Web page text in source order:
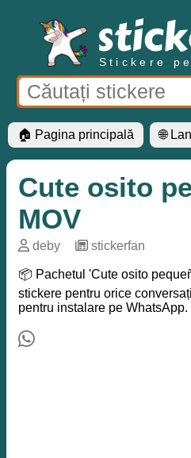
Stickere
🏠 Pagina principală 🌐
️Cute osito
MOV
deby stickerfan
📦 Pachetul '️Cute osito
stickere pentru orice
pentru instalare pe WhatsApp.